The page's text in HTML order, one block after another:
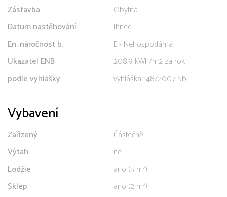
Zástavba
Obytná
Datum nastěhování
Ihned
En. náročnost b.
E - Nehospodárná
Ukazatel ENB
208.9 kWh/m2 za rok
podle vyhlášky
vyhláška 148/2007 Sb
Vybavení
Zařízený
Částečně
Výtah
ne
Lodžie
ano (5 m²)
Sklep
ano (2 m²)